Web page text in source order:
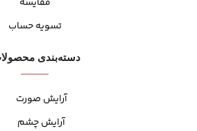
تسویه حساب
دسته‌بندی
آرایش صورت
آرایش چشم